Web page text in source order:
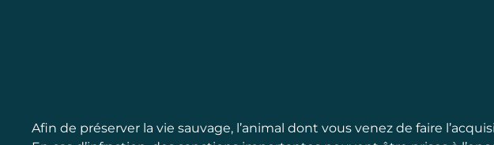
Afin de préserver la vie sauvage, l’animal dont vous venez de faire